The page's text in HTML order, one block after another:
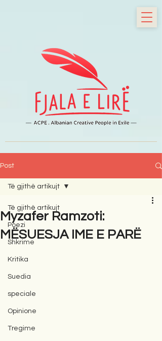
Post
Të gjithë artikujt
Poezi
Shkrime
Kritika
Suedia
speciale
Opinione
Tregime
Të gjithë artikujt
Myzafer Ramzoti:
MËSUESJA IME E PARË